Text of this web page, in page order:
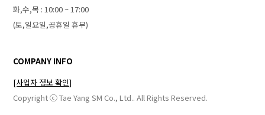
화,수,목 : 10:00 ~ 17:00
(토,일요일,공휴일 휴무)
COMPANY INFO
[사업자 정보 확인]
Copyright ⓒ Tae Yang SM Co., Ltd.. All Rights Reserved.